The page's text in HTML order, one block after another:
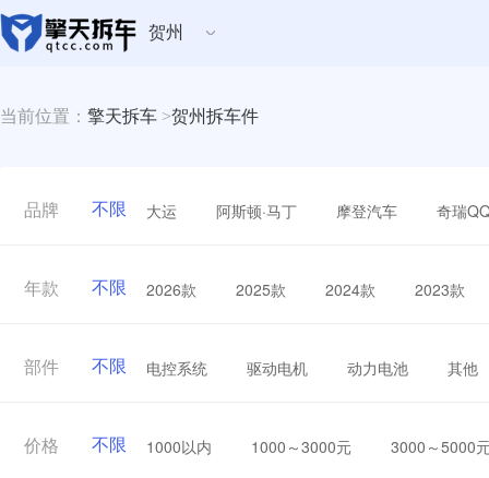
贺州
当前位置： 擎天拆车 >贺州拆车件
品牌 不限 大运 阿斯顿·马丁 摩登汽车 奇瑞
年款 不限 2026款 2025款 2024款 2023款
部件 不限 电控系统 驱动电机 动力电池 其他
价格 不限 1000以内 1000～3000元 3000～5000